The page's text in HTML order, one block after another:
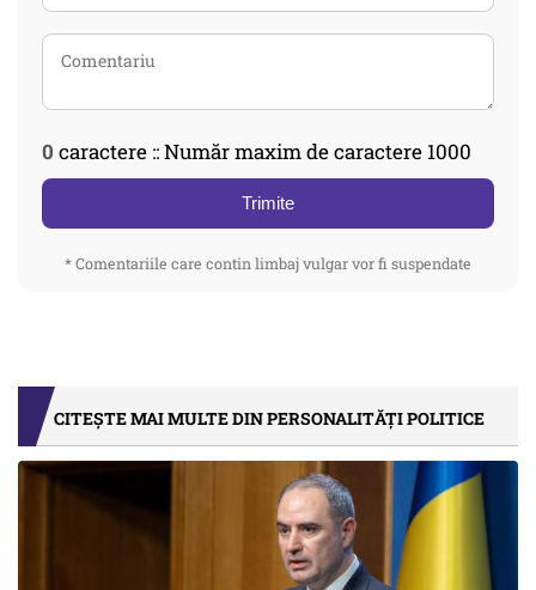
0 caractere :: Număr maxim de caractere 1000
Trimite
* Comentariile care contin limbaj vulgar vor fi suspendate
CITEȘTE MAI MULTE DIN PERSONALITĂȚI POLITICE